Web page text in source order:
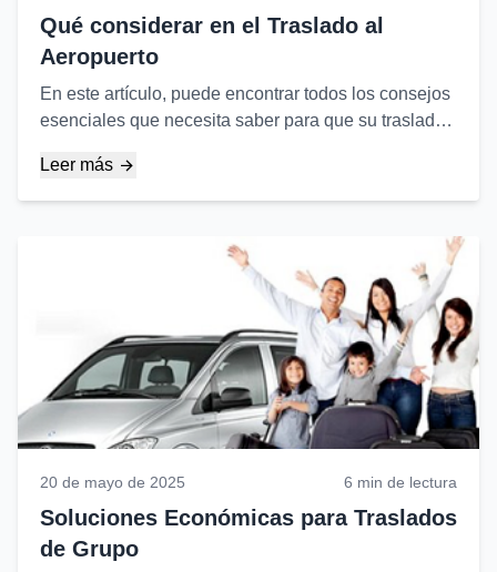
Qué considerar en el Traslado al
Aeropuerto
En este artículo, puede encontrar todos los consejos
esenciales que necesita saber para que su traslado
desarrolle sin problemas...
Leer más
20 de mayo de 2025 6 min de lectura
Soluciones Económicas para Traslados
de Grupo